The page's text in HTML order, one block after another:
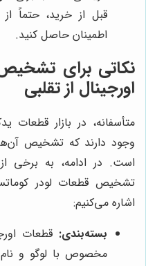
قبل از خرید، حتماً
اطمینان حاصل کنید.
نکاتی برای
اورجینال از تقلبی
متأسفانه، در بازار قطعات
وجود دارند که تشخیص آن‌ها
است. در ادامه، به برخی
تشخیص قطعات لودر
اشاره می‌کنیم:
بسته‌بندی: قطعات
مخصوص با لوگو و